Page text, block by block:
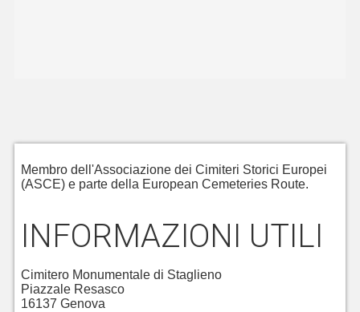
Membro dell'Associazione dei Cimiteri Storici Europei
(ASCE) e parte della European Cemeteries Route.
INFORMAZIONI UTILI
Cimitero Monumentale di Staglieno
Piazzale Resasco
16137 Genova